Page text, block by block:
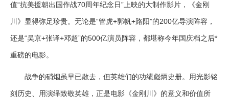
值“抗美援朝出国作战70周年纪念日”上映的大制作影片，《金刚
川》显得弥足珍贵。无论是“管虎+郭帆+路阳”的200亿导演阵容，
还是“吴京+张译+邓超”的500亿演员阵容，都堪称今年国庆档之后*
重磅的电影。
战争的硝烟虽早已散去，但英雄们的功绩彪炳史册。用光影铭
刻历史、用演绎致敬英雄，正是电影《金刚川》的意义和价值所